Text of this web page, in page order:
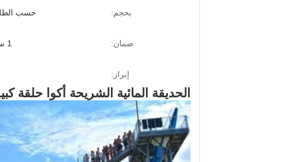
بحجم: حسب
ضمان: 1 سنة
إبراز:
الحديقة المائية الشريحة أكوا حلقة